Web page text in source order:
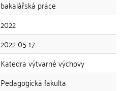
bakalářská práce
2022
2022-05-17
Katedra výtvarné výchovy
Pedagogická fakulta